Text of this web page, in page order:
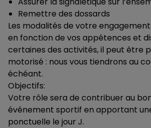
Remettre des dossards
Les modalités de votre
en fonction de vos appétences et
certaines des activités, il peut être
motorisé : nous vous tiendrons au
échéant.
Objectifs:
Votre rôle sera de contribuer au
événement sportif en apportant
ponctuelle le jour J.